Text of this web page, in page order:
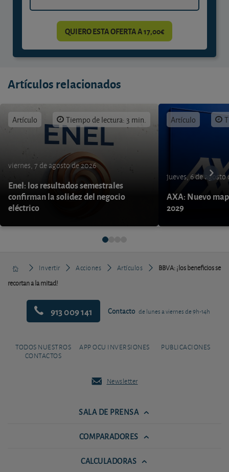
QUIERO ESTA OFERTA A 17,00€
Artículos relacionados
Artículo Tiempo de lectura: 3 min.
viernes, 7 de agosto de 2026
Enel: los resultados semestrales
confirman la solidez del negocio
eléctrico
Artículo
jueves, 6 de agosto
AXA: Nuevo
2029
Invertir Acciones Artículos
BBVA: ¡los beneficios se
recortan a la mitad!
913 009 141 Contacto de lunes a viernes de 9h-14h
TODOS NUESTROS
CONTACTOS
APP OCU INVERSIONES PUBLICACIONES
Newsletter
SALA DE PRENSA
COMPARADORES
CALCULADORAS